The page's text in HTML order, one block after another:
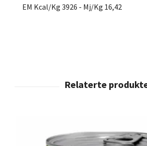
EM Kcal/Kg 3926 - Mj/Kg 16,42